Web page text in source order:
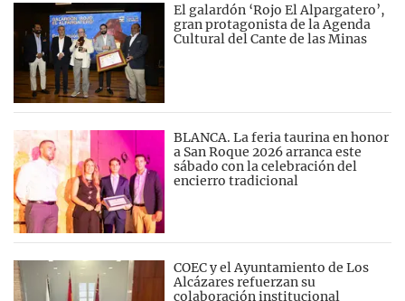
El galardón ‘Rojo El Alpargatero’,
gran protagonista de la Agenda
Cultural del Cante de las Minas
BLANCA. La feria taurina en honor
a San Roque 2026 arranca este
sábado con la celebración del
encierro tradicional
COEC y el Ayuntamiento de Los
Alcázares refuerzan su
colaboración institucional